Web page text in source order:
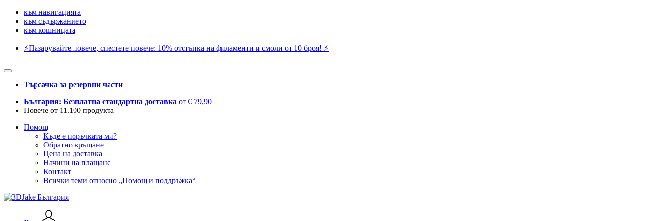
към навигацията
към съдържанието
към кошницата
⚡️Пазарувайте повече, спестете повече: 10% отстъпка на филаменти и смоли от 10 броя! ⚡️
Търсачка за резервни части
България: Безплатна стандартна доставка от € 79,90
Повече от 11.100 продукта
Помощ
Къде е поръчката ми?
Обратно връщане
Цена на доставка
Начини на плащане
Контакт
Всички теми относно „Помощ и поддръжка“